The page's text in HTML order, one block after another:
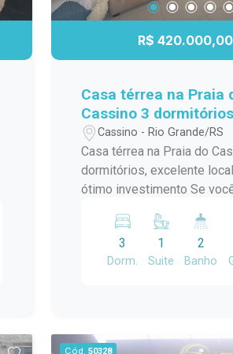
R$
Casa térrea na Praia
Cassino 3
excelente
investimento
Cassino - Rio Grande/RS
Casa térrea na Praia do
dormitórios, excelente
ótimo investimento Se você busca
privilegiada na Praia do
casa é uma excelente
imóvel térreo, com
dormitórios, oferecendo
3
Dorm.
1
Suite
2
Banho
Cód. 50328